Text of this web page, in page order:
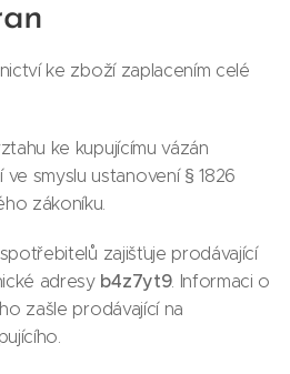
ke zboží zaplacením celé
ke kupujícímu vázán
smyslu ustanovení § 1826
zákoníku.
zajišťuje prodávající
adresy b4z7yt9. Informaci o
zašle prodávající na